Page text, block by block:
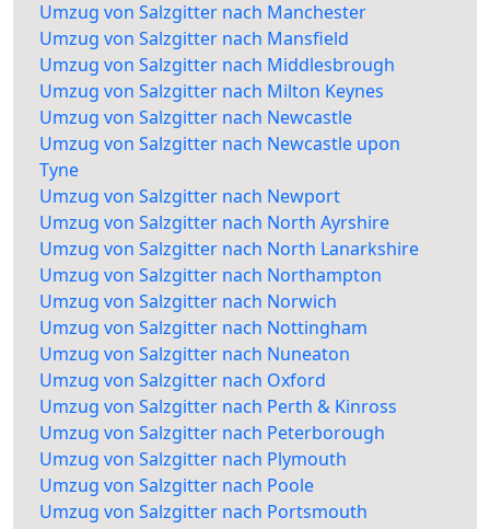
Umzug von Salzgitter nach Manchester
Umzug von Salzgitter nach Mansfield
Umzug von Salzgitter nach Middlesbrough
Umzug von Salzgitter nach Milton Keynes
Umzug von Salzgitter nach Newcastle
Umzug von Salzgitter nach Newcastle upon
Tyne
Umzug von Salzgitter nach Newport
Umzug von Salzgitter nach North Ayrshire
Umzug von Salzgitter nach North Lanarkshire
Umzug von Salzgitter nach Northampton
Umzug von Salzgitter nach Norwich
Umzug von Salzgitter nach Nottingham
Umzug von Salzgitter nach Nuneaton
Umzug von Salzgitter nach Oxford
Umzug von Salzgitter nach Perth & Kinross
Umzug von Salzgitter nach Peterborough
Umzug von Salzgitter nach Plymouth
Umzug von Salzgitter nach Poole
Umzug von Salzgitter nach Portsmouth